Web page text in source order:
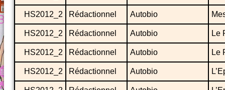
HS2012_2 Rédactionnel Autobio
HS2012_2 Rédactionnel Autobio Le
HS2012_2 Rédactionnel Autobio Le
HS2012_2 Rédactionnel Autobio